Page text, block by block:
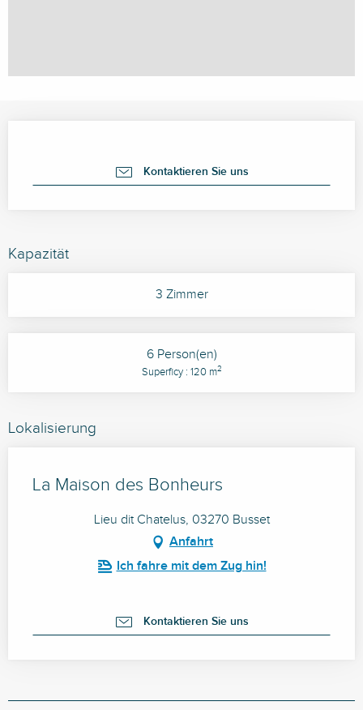
Kontaktieren Sie uns
Kapazität
3 Zimmer
6 Person(en)
Superficy : 120 m2
Lokalisierung
La Maison des Bonheurs
Lieu dit Chatelus, 03270 Busset
Anfahrt
Ich fahre mit dem Zug hin!
Kontaktieren Sie uns